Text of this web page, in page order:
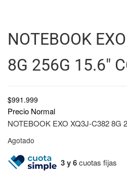
NOTEBOOK
8G 256G 15.6″
$991.999
Precio Normal
NOTEBOOK EXO XQ3J-C382 8G
Agotado
3 y 6cuotas fijas